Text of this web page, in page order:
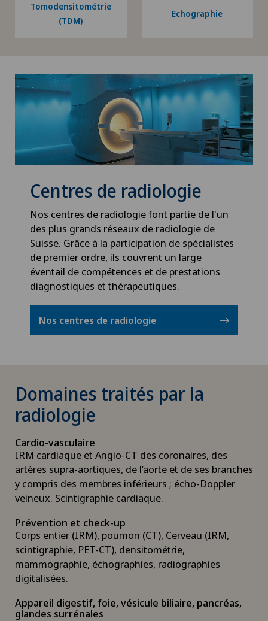
Tomodensitométrie
(TDM)
Echographie
Centres de radiologie
Nos centres de radiologie font partie de l'un
des plus grands réseaux de radiologie de
Suisse. Grâce à la participation de spécialistes
de premier ordre, ils couvrent un large
éventail de compétences et de prestations
diagnostiques et thérapeutiques.
Nos centres de radiologie
Domaines traités par la
radiologie
Cardio-vasculaire
IRM cardiaque et Angio-CT des coronaires, des
artères supra-aortiques, de l’aorte et de ses branches
y compris des membres inférieurs ; écho-Doppler
veineux. Scintigraphie cardiaque.
Prévention et check-up
Corps entier (IRM), poumon (CT), Cerveau (IRM,
scintigraphie, PET-CT), densitométrie,
mammographie, échographies, radiographies
digitalisées.
Appareil digestif, foie, vésicule biliaire, pancréas,
glandes surrénales